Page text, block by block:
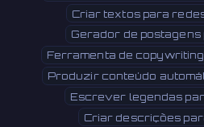
Criar textos para
Gerador de
Ferramenta de
Produzir conteúdo
Escrever legendas
Criar descrições